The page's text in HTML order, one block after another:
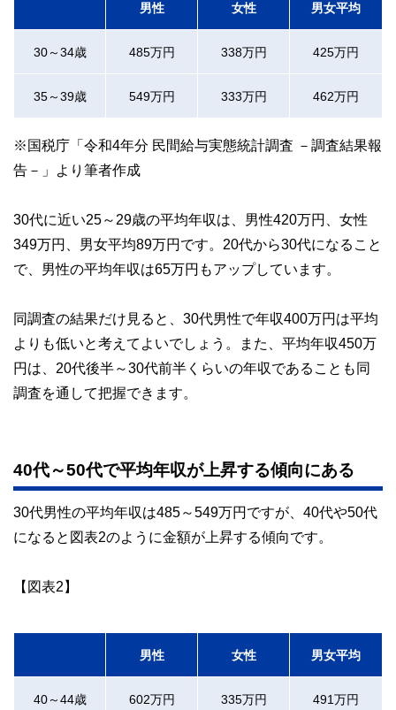
男性 女性 男女平均
30～34歳 485万円 338万円 425万円
35～39歳 549万円 333万円 462万円
※国税庁「令和4年分 民間給与実態統計調査 －調査結果報
告－」より筆者作成
30代に近い25～29歳の平均年収は、男性420万円、女性
349万円、男女平均89万円です。20代から30代になること
で、男性の平均年収は65万円もアップしています。
同調査の結果だけ見ると、30代男性で年収400万円は平均
よりも低いと考えてよいでしょう。また、平均年収450万
円は、20代後半～30代前半くらいの年収であることも同
調査を通して把握できます。
40代～50代で平均年収が上昇する傾向にある
30代男性の平均年収は485～549万円ですが、40代や50代
になると図表2のように金額が上昇する傾向です。
【図表2】
男性 女性 男女平均
40～44歳 602万円 335万円 491万円